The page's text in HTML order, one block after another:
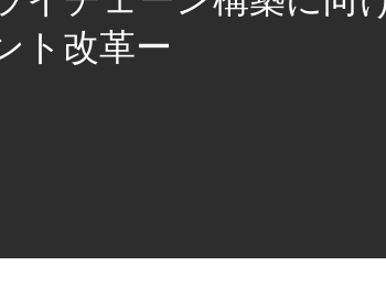
ト改革ー